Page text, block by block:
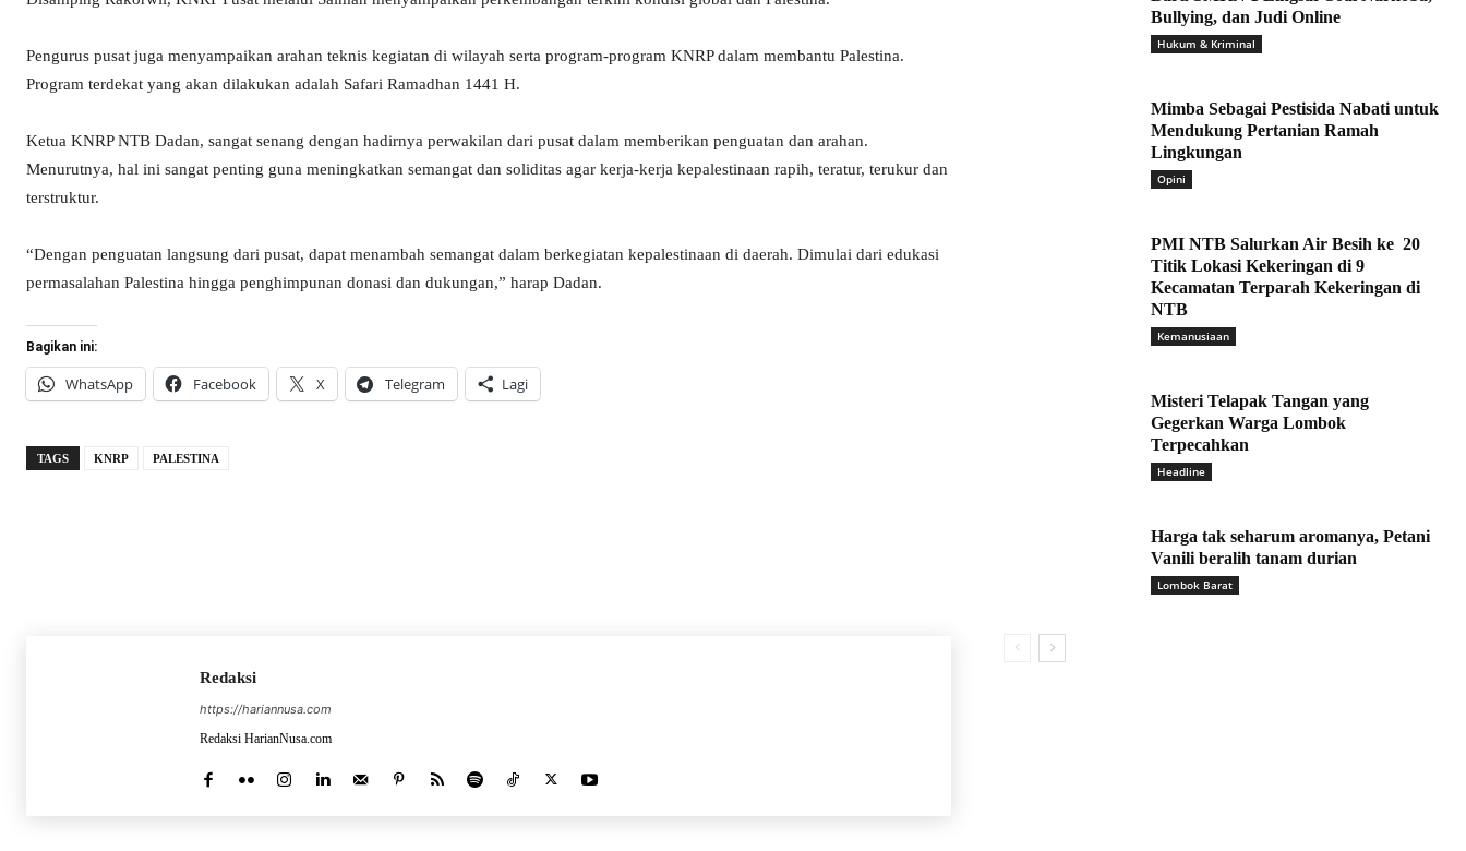
Pengurus pusat juga menyampaikan arahan teknis kegiatan di wilayah serta program-program KNRP dalam membantu Palestina.
Program terdekat yang akan dilakukan adalah Safari Ramadhan 1441 H.
Ketua KNRP NTB Dadan, sangat senang dengan hadirnya perwakilan dari pusat dalam memberikan penguatan dan arahan.
Menurutnya, hal ini sangat penting guna meningkatkan semangat dan soliditas agar kerja-kerja kepalestinaan rapih, teratur, terukur dan
terstruktur.
“Dengan penguatan langsung dari pusat, dapat menambah semangat dalam berkegiatan kepalestinaan di daerah. Dimulai dari edukasi
permasalahan Palestina hingga penghimpunan donasi dan dukungan,” harap Dadan.
Bagikan ini:
WhatsApp Facebook X Telegram Lagi
TAGS KNRP PALESTINA
Redaksi
https://hariannusa.com
Redaksi HarianNusa.com
Bullying, dan Judi Online
Hukum & Kriminal
Mimba Sebagai Pestisida Nabati untuk
Mendukung Pertanian Ramah
Lingkungan
Opini
PMI NTB Salurkan Air Besih ke 20
Titik Lokasi Kekeringan di 9
Kecamatan Terparah Kekeringan di
NTB
Kemanusiaan
Misteri Telapak Tangan yang
Gegerkan Warga Lombok
Terpecahkan
Headline
Harga tak seharum aromanya, Petani
Vanili beralih tanam durian
Lombok Barat